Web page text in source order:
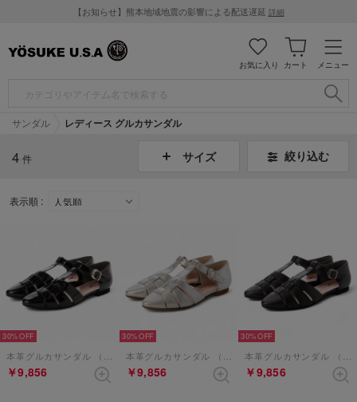
【お知らせ】熊本地域地震の影響による配送遅延 詳細
メニュー
カート
お気に入り
サンダル レディース グルカサンダル
4 件 サイズ 絞り込む
表示順 :
30%
￥9,856
30%
￥9,856
30%
￥9,856